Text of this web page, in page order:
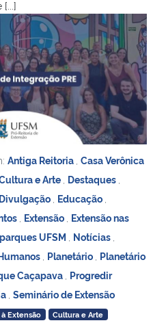
[...]
Antiga Reitoria Casa Verônica
e Arte Destaques
Divulgação Educação
Extensão Extensão nas
UFSM Notícias
Planetário Planetário
Caçapava Progredir
Seminário de Extensão
Extensão
Cultura e Arte